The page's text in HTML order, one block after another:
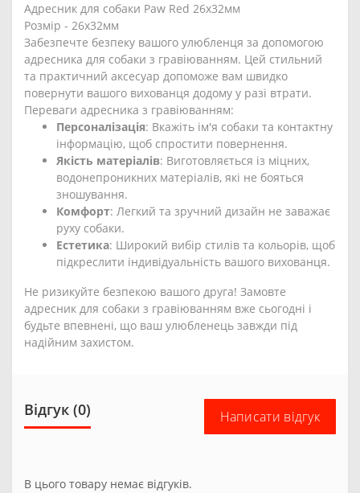
Адресник для собаки Paw Red 26x32мм
Розмір - 26x32мм
Забезпечте безпеку вашого улюбленця за допомогою
адресника для собаки з гравіюванням. Цей стильний
та практичний аксесуар допоможе вам швидко
повернути вашого вихованця додому у разі втрати.
Переваги адресника з гравіюванням:
Персоналізація: Вкажіть ім'я собаки та контактну
інформацію, щоб спростити повернення.
Якість матеріалів: Виготовляється із міцних,
водонепроникних матеріалів, які не бояться
зношування.
Комфорт: Легкий та зручний дизайн не заважає
руху собаки.
Естетика: Широкий вибір стилів та кольорів, щоб
підкреслити індивідуальність вашого вихованця.
Не ризикуйте безпекою вашого друга! Замовте
адресник для собаки з гравіюванням вже сьогодні і
будьте впевнені, що ваш улюбленець завжди під
надійним захистом.
Відгук (0) Написати відгук
В цього товару немає відгуків.